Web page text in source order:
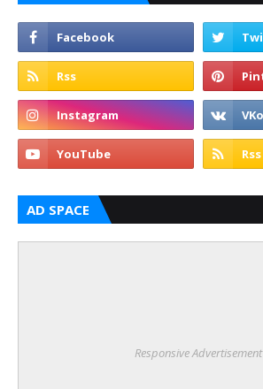
AD SPACE
Responsive Advertisement